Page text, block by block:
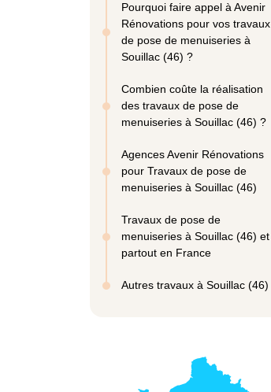
Pourquoi faire appel à Avenir
Rénovations pour vos travaux
de pose de menuiseries à
Souillac (46) ?
Combien coûte la réalisation
des travaux de pose de
menuiseries à Souillac (46) ?
Agences Avenir Rénovations
pour Travaux de pose de
menuiseries à Souillac (46)
Travaux de pose de
menuiseries à Souillac (46) et
partout en France
Autres travaux à Souillac (46)